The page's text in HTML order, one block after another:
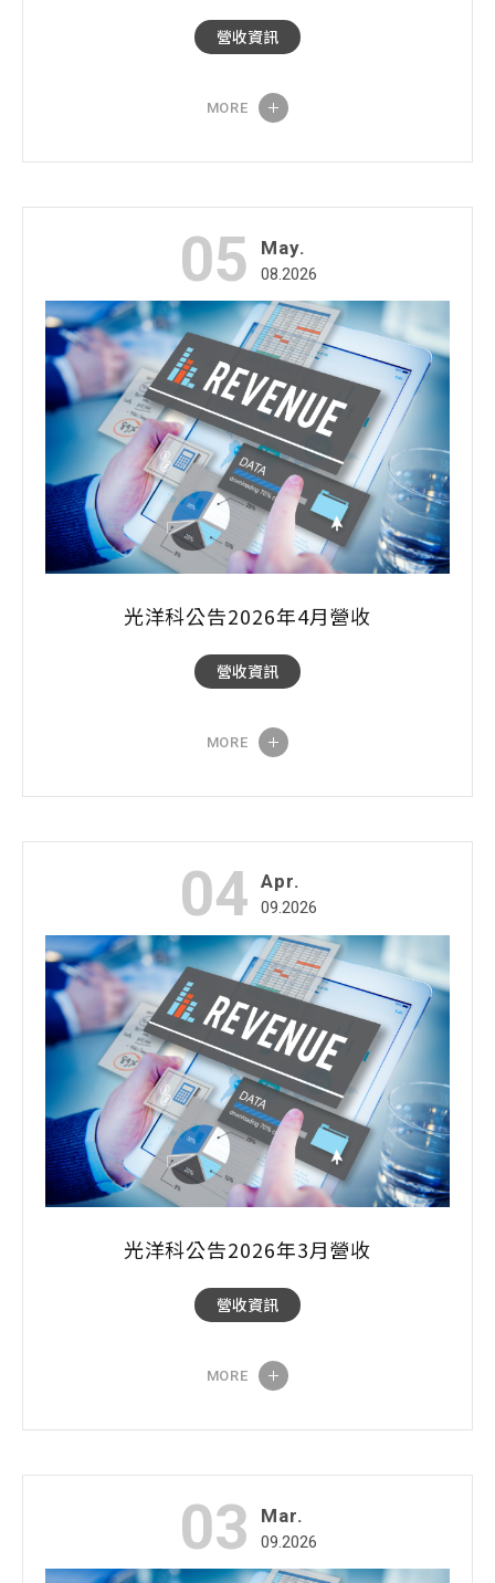
營收資訊
MORE
05 May.
08.2026
光洋科公告2026年4月營收
營收資訊
MORE
04 Apr.
09.2026
光洋科公告2026年3月營收
營收資訊
MORE
03 Mar.
09.2026